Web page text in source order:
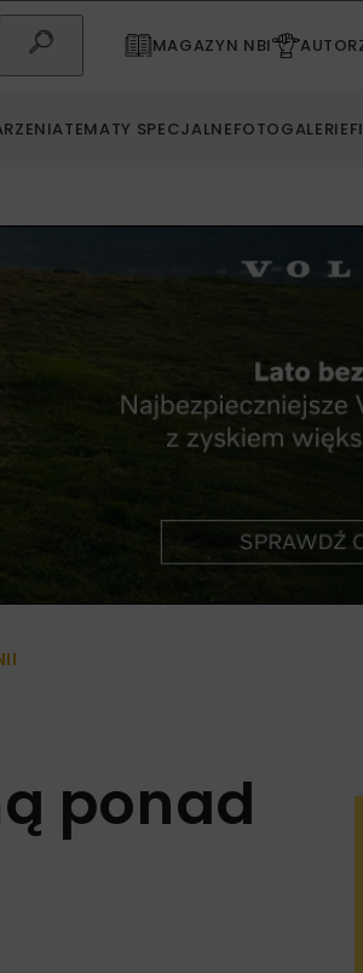
MAGAZYN NBI
TEMATY SPECJALNEFOTOGALERIE
ponad